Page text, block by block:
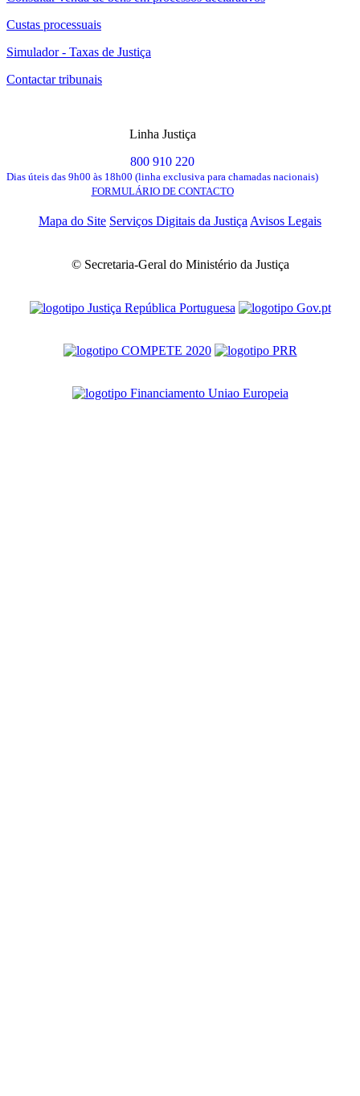
Custas processuais
Simulador - Taxas de Justiça
Contactar tribunais
Linha Justiça
800 910 220
Dias úteis das 9h00 às 18h00 (linha exclusiva para chamadas nacionais)
FORMULÁRIO DE CONTACTO
Mapa do Site Serviços Digitais da Justiça Avisos Legais
© Secretaria-Geral do Ministério da Justiça